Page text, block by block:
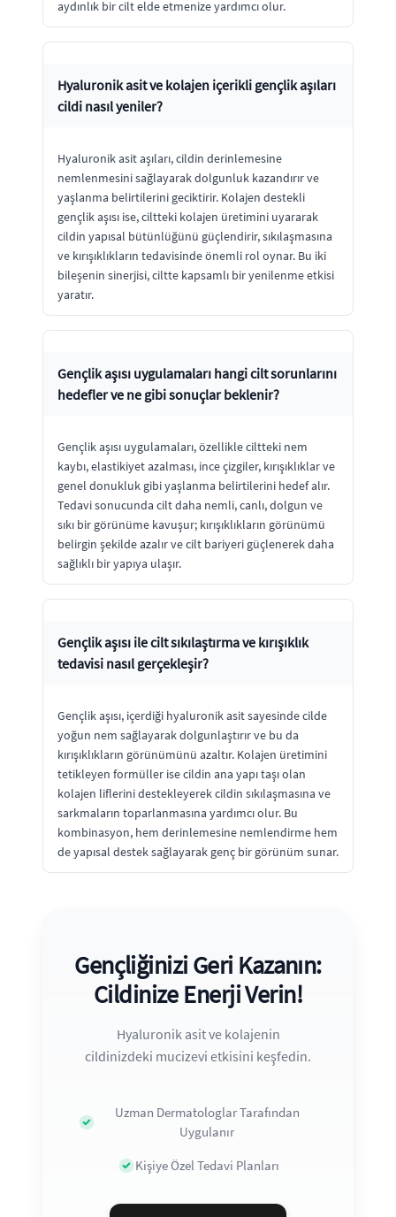
aydınlık bir cilt elde etmenize yardımcı olur.
Hyaluronik asit ve kolajen içerikli gençlik aşıları
cildi nasıl yeniler?
Hyaluronik asit aşıları, cildin derinlemesine
nemlenmesini sağlayarak dolgunluk kazandırır ve
yaşlanma belirtilerini geciktirir. Kolajen destekli
gençlik aşısı ise, ciltteki kolajen üretimini uyararak
cildin yapısal bütünlüğünü güçlendirir, sıkılaşmasına
ve kırışıklıkların tedavisinde önemli rol oynar. Bu iki
bileşenin sinerjisi, ciltte kapsamlı bir yenilenme etkisi
yaratır.
Gençlik aşısı uygulamaları hangi cilt sorunlarını
hedefler ve ne gibi sonuçlar beklenir?
Gençlik aşısı uygulamaları, özellikle ciltteki nem
kaybı, elastikiyet azalması, ince çizgiler, kırışıklıklar ve
genel donukluk gibi yaşlanma belirtilerini hedef alır.
Tedavi sonucunda cilt daha nemli, canlı, dolgun ve
sıkı bir görünüme kavuşur; kırışıklıkların görünümü
belirgin şekilde azalır ve cilt bariyeri güçlenerek daha
sağlıklı bir yapıya ulaşır.
Gençlik aşısı ile cilt sıkılaştırma ve kırışıklık
tedavisi nasıl gerçekleşir?
Gençlik aşısı, içerdiği hyaluronik asit sayesinde cilde
yoğun nem sağlayarak dolgunlaştırır ve bu da
kırışıklıkların görünümünü azaltır. Kolajen üretimini
tetikleyen formüller ise cildin ana yapı taşı olan
kolajen liflerini destekleyerek cildin sıkılaşmasına ve
sarkmaların toparlanmasına yardımcı olur. Bu
kombinasyon, hem derinlemesine nemlendirme hem
de yapısal destek sağlayarak genç bir görünüm sunar.
Gençliğinizi Geri Kazanın:
Cildinize Enerji Verin!
Hyaluronik asit ve kolajenin
cildinizdeki mucizevi etkisini keşfedin.
Uzman Dermatologlar Tarafından
Uygulanır
Kişiye Özel Tedavi Planları